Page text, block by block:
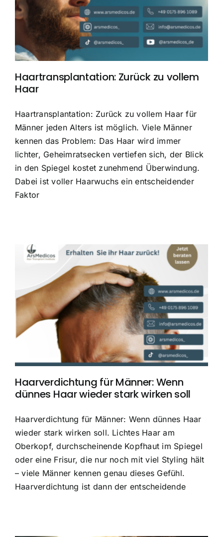
Haartransplantation: Zurück zu vollem
Haar
Haartransplantation: Zurück zu vollem Haar für
Männer jeden Alters ist möglich. Viele Männer
kennen das Problem: Das Haar wird immer
lichter, Geheimratsecken vertiefen sich, der Blick
in den Spiegel kostet zunehmend Überwindung.
Dabei ist voller Haarwuchs ein entscheidender
Faktor
Haarverdichtung für Männer: Wenn
dünnes Haar wieder stark wirken soll
Haarverdichtung für Männer: Wenn dünnes Haar
wieder stark wirken soll. Lichtes Haar am
Oberkopf, durchscheinende Kopfhaut im Spiegel
oder eine Frisur, die nur noch mit viel Styling hält
– viele Männer kennen genau dieses Gefühl.
Haarverdichtung ist dann der entscheidende